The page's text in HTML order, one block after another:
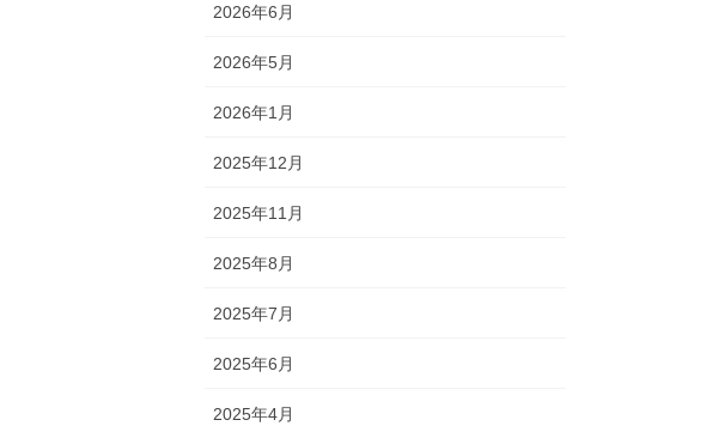
2026年6月
2026年5月
2026年1月
2025年12月
2025年11月
2025年8月
2025年7月
2025年6月
2025年4月